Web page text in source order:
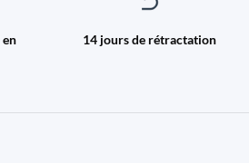
14 jours de rétractation